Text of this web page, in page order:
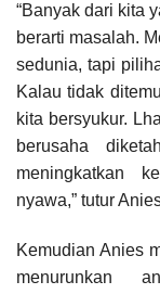
“Banyak dari kita
berarti masalah.
sedunia, tapi
Kalau tidak
kita bersyukur.
berusaha
meningkatkan
nyawa,” tutur
Kemudian Anies
menurunkan